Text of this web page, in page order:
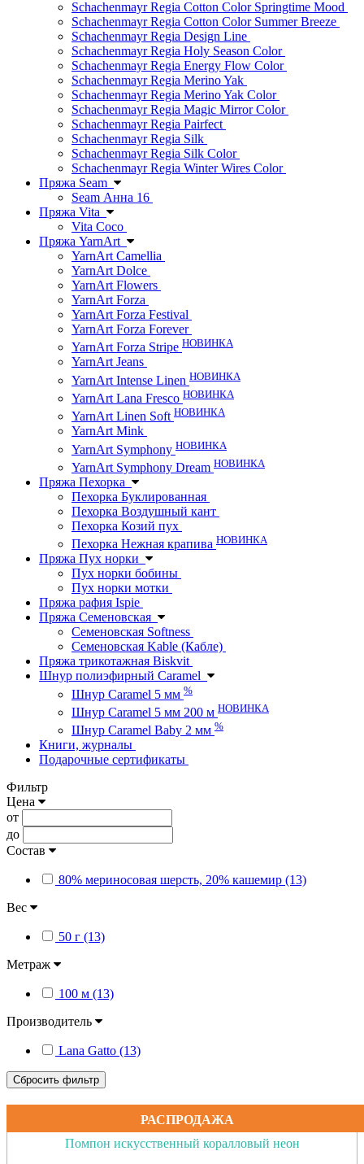
Schachenmayr Regia Cotton Color Springtime Mood
Schachenmayr Regia Cotton Color Summer Breeze
Schachenmayr Regia Design Line
Schachenmayr Regia Holy Season Color
Schachenmayr Regia Energy Flow Color
Schachenmayr Regia Merino Yak
Schachenmayr Regia Merino Yak Color
Schachenmayr Regia Magic Mirror Color
Schachenmayr Regia Pairfect
Schachenmayr Regia Silk
Schachenmayr Regia Silk Color
Schachenmayr Regia Winter Wires Color
Пряжа Seam
Seam Анна 16
Пряжа Vita
Vita Coco
Пряжа YarnArt
YarnArt Camellia
YarnArt Dolce
YarnArt Flowers
YarnArt Forza
YarnArt Forza Festival
YarnArt Forza Forever
YarnArt Forza Stripe НОВИНКА
YarnArt Jeans
YarnArt Intense Linen НОВИНКА
YarnArt Lana Fresco НОВИНКА
YarnArt Linen Soft НОВИНКА
YarnArt Mink
YarnArt Symphony НОВИНКА
YarnArt Symphony Dream НОВИНКА
Пряжа Пехорка
Пехорка Буклированная
Пехорка Воздушный кант
Пехорка Козий пух
Пехорка Нежная крапива НОВИНКА
Пряжа Пух норки
Пух норки бобины
Пух норки мотки
Пряжа рафия Ispie
Пряжа Семеновская
Семеновская Softness
Семеновская Kable (Кабле)
Пряжа трикотажная Biskvit
Шнур полиэфирный Caramel
Шнур Caramel 5 мм %
Шнур Caramel 5 мм 200 м НОВИНКА
Шнур Caramel Baby 2 мм %
Книги, журналы
Подарочные сертификаты
Фильтр
Цена
от
до
Состав
80% мериносовая шерсть, 20% кашемир (13)
Вес
50 г (13)
Метраж
100 м (13)
Производитель
Lana Gatto (13)
Сбросить фильтр
РАСПРОДАЖА
Помпон искусственный коралловый неон